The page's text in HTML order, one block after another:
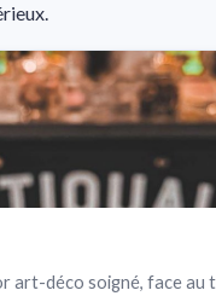
art-déco soigné, face au